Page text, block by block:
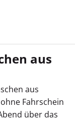
aus
aus
Fahrschein
über das